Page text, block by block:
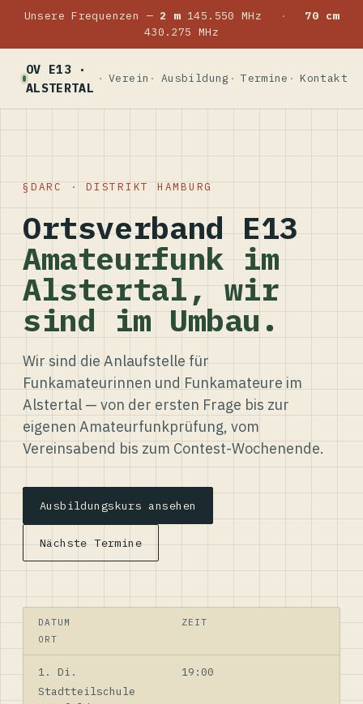
Unsere Frequenzen — 2 m145.550 MHz ·
70 cm
430.275 MHz
OV E13 ·
ALSTERTAL
Verein Ausbildung Termine Kontakt
DARC · DISTRIKT HAMBURG
Ortsverband E13
Amateurfunk im
Alstertal, wir
sind im Umbau.
Wir sind die Anlaufstelle für
Funkamateurinnen und Funkamateure im
Alstertal — von der ersten Frage bis zur
eigenen Amateurfunkprüfung, vom
Vereinsabend bis zum Contest-Wochenende.
Ausbildungskurs ansehen
Nächste Termine
DATUM
ZEIT
ORT
1. Di.
19:00
Stadtteilschule